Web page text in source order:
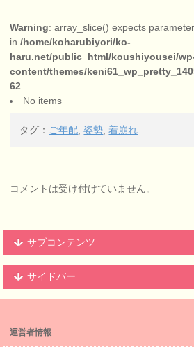
Warning: array_slice() expects
in/home/koharubiyori/ko-
haru.net/public_html/koushiyousei/
content/themes/
62
No items
タグ： ご年配 ,姿勢 ,着崩れ
コメントは受け付けていません。
サブコンテンツ
サイドバー
運営者情報